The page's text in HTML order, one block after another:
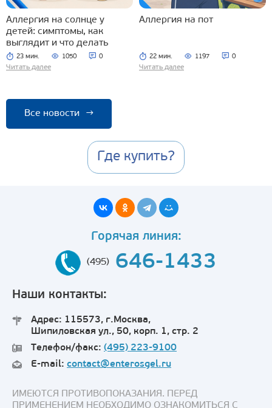
Аллергия на солнце у
детей: симптомы, как
выглядит и что делать
23 мин. 1050 0
Читать далее
Аллергия на пот
22 мин. 1197 0
Читать далее
Все новости →
Где купить?
Горячая линия:
(495) 646-1433
Наши контакты:
Адрес: 115573, г.Москва,
Шипиловская ул., 50, корп. 1, стр. 2
Телефон/факс: (495) 223-9100
E-mail: contact@enterosgel.ru
ИМЕЮТСЯ ПРОТИВОПОКАЗАНИЯ. ПЕРЕД
ПРИМЕНЕНИЕМ НЕОБХОДИМО ОЗНАКОМИТЬСЯ С